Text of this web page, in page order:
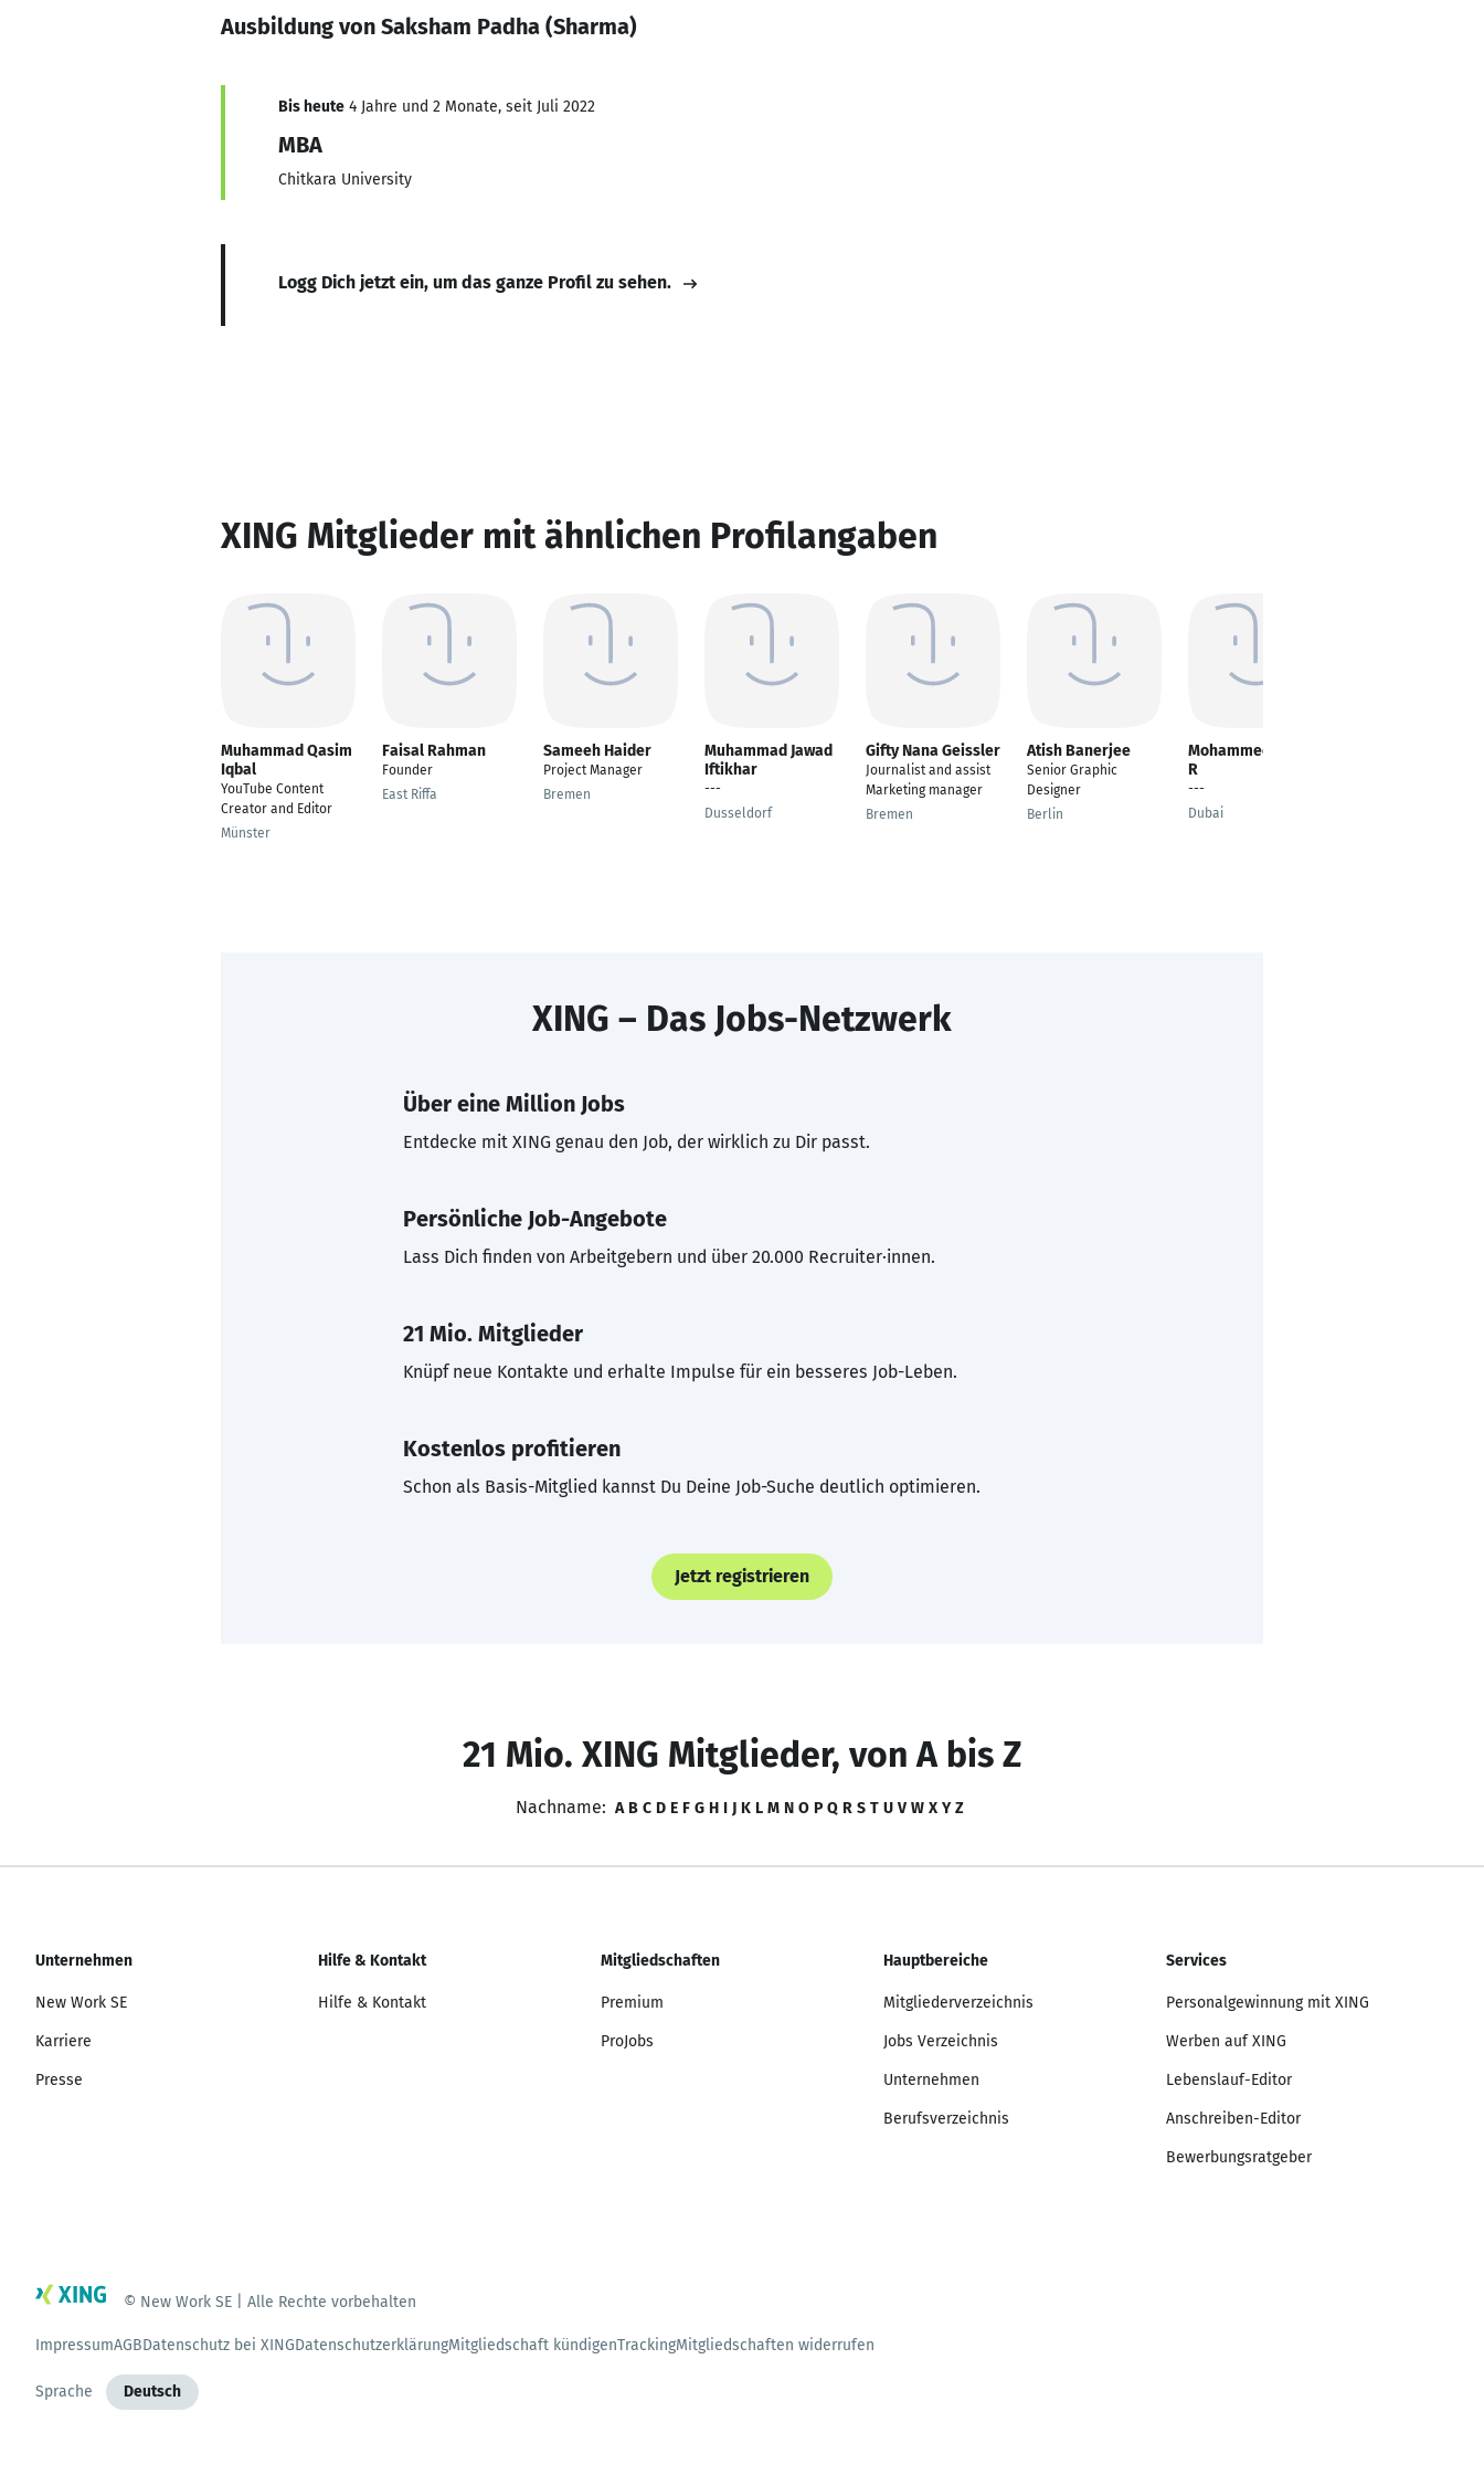
Ausbildung von Saksham Padha (Sharma)
Bis heute 4 Jahre und 2 Monate, seit Juli 2022
MBA
Chitkara University
Logg Dich jetzt ein, um das ganze Profil zu sehen.
XING Mitglieder mit ähnlichen Profilangaben
Muhammad Qasim
Iqbal
YouTube Content
Creator and Editor
Münster
Faisal Rahman
Founder
East Riffa
Sameeh Haider
Project Manager
Bremen
Muhammad Jawad
Iftikhar
---
Dusseldorf
Gifty Nana Geissler
Journalist and assist
Marketing manager
Bremen
Atish Banerjee
Senior Graphic
Designer
Berlin
Mohammed Ameer
R
---
Dubai
XING – Das Jobs-Netzwerk
Über eine Million Jobs
Entdecke mit XING genau den Job, der wirklich zu Dir passt.
Persönliche Job-Angebote
Lass Dich finden von Arbeitgebern und über 20.000 Recruiter·innen.
21 Mio. Mitglieder
Knüpf neue Kontakte und erhalte Impulse für ein besseres Job-Leben.
Kostenlos profitieren
Schon als Basis-Mitglied kannst Du Deine Job-Suche deutlich optimieren.
Jetzt registrieren
21 Mio. XING Mitglieder, von A bis Z
Nachname: A B C D E F G H I J K L M N O P Q R S T U V W X Y Z
Unternehmen
New Work SE
Karriere
Presse
Hilfe & Kontakt
Hilfe & Kontakt
Mitgliedschaften
Premium
ProJobs
Hauptbereiche
Mitgliederverzeichnis
Jobs Verzeichnis
Unternehmen
Berufsverzeichnis
Services
Personalgewinnung mit XING
Werben auf XING
Lebenslauf-Editor
Anschreiben-Editor
Bewerbungsratgeber
© New Work SE | Alle Rechte vorbehalten
ImpressumAGBDatenschutz bei XINGDatenschutzerklärungMitgliedschaft kündigenTrackingMitgliedschaften widerrufen
Sprache Deutsch